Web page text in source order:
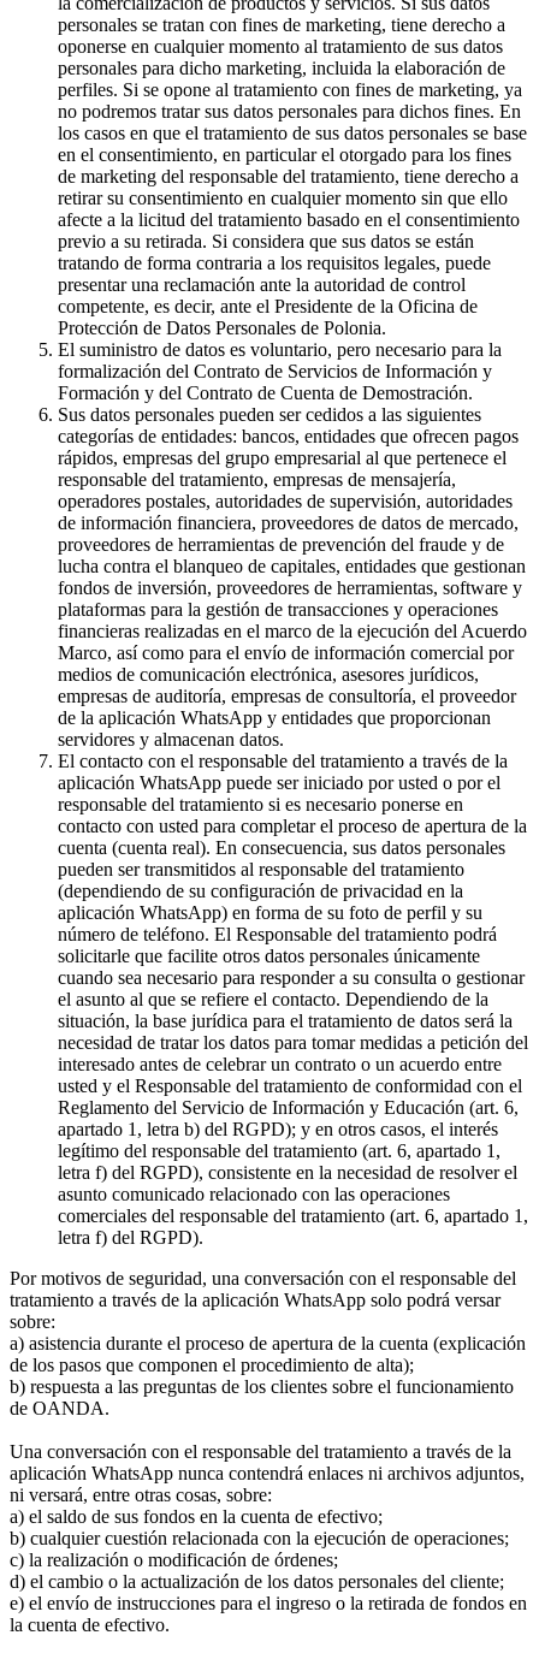
personales se tratan con fines de marketing, tiene derecho a
oponerse en cualquier momento al tratamiento de sus datos
personales para dicho marketing, incluida la elaboración de
perfiles. Si se opone al tratamiento con fines de marketing, ya
no podremos tratar sus datos personales para dichos fines. En
los casos en que el tratamiento de sus datos personales se base
en el consentimiento, en particular el otorgado para los fines
de marketing del responsable del tratamiento, tiene derecho a
retirar su consentimiento en cualquier momento sin que ello
afecte a la licitud del tratamiento basado en el consentimiento
previo a su retirada. Si considera que sus datos se están
tratando de forma contraria a los requisitos legales, puede
presentar una reclamación ante la autoridad de control
competente, es decir, ante el Presidente de la Oficina de
Protección de Datos Personales de Polonia.
El suministro de datos es voluntario, pero necesario para la
formalización del Contrato de Servicios de Información y
Formación y del Contrato de Cuenta de Demostración.
Sus datos personales pueden ser cedidos a las siguientes
categorías de entidades: bancos, entidades que ofrecen pagos
rápidos, empresas del grupo empresarial al que pertenece el
responsable del tratamiento, empresas de mensajería,
operadores postales, autoridades de supervisión, autoridades
de información financiera, proveedores de datos de mercado,
proveedores de herramientas de prevención del fraude y de
lucha contra el blanqueo de capitales, entidades que gestionan
fondos de inversión, proveedores de herramientas, software y
plataformas para la gestión de transacciones y operaciones
financieras realizadas en el marco de la ejecución del Acuerdo
Marco, así como para el envío de información comercial por
medios de comunicación electrónica, asesores jurídicos,
empresas de auditoría, empresas de consultoría, el proveedor
de la aplicación WhatsApp y entidades que proporcionan
servidores y almacenan datos.
El contacto con el responsable del tratamiento a través de la
aplicación WhatsApp puede ser iniciado por usted o por el
responsable del tratamiento si es necesario ponerse en
contacto con usted para completar el proceso de apertura de la
cuenta (cuenta real). En consecuencia, sus datos personales
pueden ser transmitidos al responsable del tratamiento
(dependiendo de su configuración de privacidad en la
aplicación WhatsApp) en forma de su foto de perfil y su
número de teléfono. El Responsable del tratamiento podrá
solicitarle que facilite otros datos personales únicamente
cuando sea necesario para responder a su consulta o gestionar
el asunto al que se refiere el contacto. Dependiendo de la
situación, la base jurídica para el tratamiento de datos será la
necesidad de tratar los datos para tomar medidas a petición del
interesado antes de celebrar un contrato o un acuerdo entre
usted y el Responsable del tratamiento de conformidad con el
Reglamento del Servicio de Información y Educación (art. 6,
apartado 1, letra b) del RGPD); y en otros casos, el interés
legítimo del responsable del tratamiento (art. 6, apartado 1,
letra f) del RGPD), consistente en la necesidad de resolver el
asunto comunicado relacionado con las operaciones
comerciales del responsable del tratamiento (art. 6, apartado 1,
letra f) del RGPD).
Por motivos de seguridad, una conversación con el responsable del
tratamiento a través de la aplicación WhatsApp solo podrá versar
sobre:
a) asistencia durante el proceso de apertura de la cuenta (explicación
de los pasos que componen el procedimiento de alta);
b) respuesta a las preguntas de los clientes sobre el funcionamiento
de OANDA.
Una conversación con el responsable del tratamiento a través de la
aplicación WhatsApp nunca contendrá enlaces ni archivos adjuntos,
ni versará, entre otras cosas, sobre:
a) el saldo de sus fondos en la cuenta de efectivo;
b) cualquier cuestión relacionada con la ejecución de operaciones;
c) la realización o modificación de órdenes;
d) el cambio o la actualización de los datos personales del cliente;
e) el envío de instrucciones para el ingreso o la retirada de fondos en
la cuenta de efectivo.